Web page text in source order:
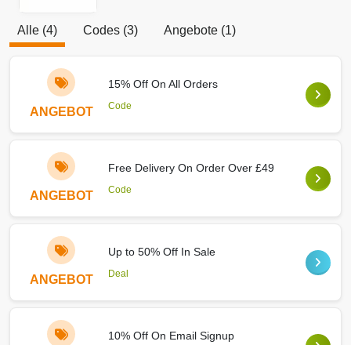
Alle (4) Codes (3) Angebote (1)
ANGEBOT
15% Off On All Orders
Code
ANGEBOT
Free Delivery On Order Over £49
Code
ANGEBOT
Up to 50% Off In Sale
Deal
10% Off On Email Signup